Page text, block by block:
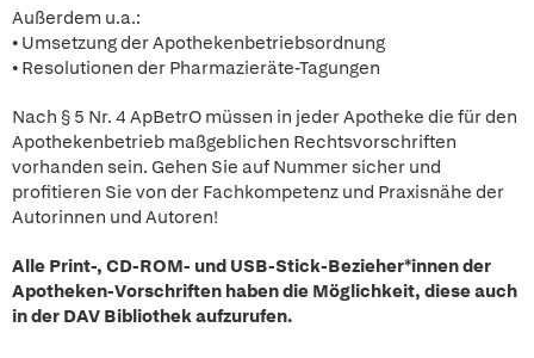
Außerdem u.a.:
• Umsetzung der Apothekenbetriebsordnung
• Resolutionen der Pharmazieräte-Tagungen
Nach § 5 Nr. 4 ApBetrO müssen in jeder Apotheke die für den
Apothekenbetrieb maßgeblichen Rechtsvorschriften
vorhanden sein. Gehen Sie auf Nummer sicher und
profitieren Sie von der Fachkompetenz und Praxisnähe der
Autorinnen und Autoren!
Alle Print-, CD-ROM- und USB-Stick-Bezieher*innen der
Apotheken-Vorschriften haben die Möglichkeit, diese auch
in der DAV Bibliothek aufzurufen.